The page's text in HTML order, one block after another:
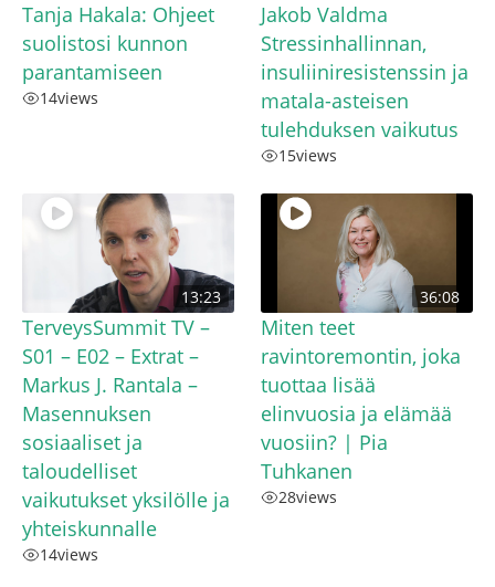
Tanja Hakala: Ohjeet
suolistosi kunnon
parantamiseen
14views
Jakob Valdma ​
Stressinhallinnan,
insuliiniresistenssin ja
matala-asteisen
tulehduksen vaikutus
15views
13:23
TerveysSummit TV –
S01 – E02 – Extrat –
Markus J. Rantala –
Masennuksen
sosiaaliset ja
taloudelliset
vaikutukset yksilölle ja
yhteiskunnalle
14views
36:08
Miten teet
ravintoremontin, joka
tuottaa lisää
elinvuosia ja elämää
vuosiin? | Pia
Tuhkanen
28views